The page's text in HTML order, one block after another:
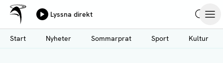
Hoppa
till
huvudinnehåll
Ålands Radio & TV
Lyssna direkt
Start
Nyheter Sommarprat Sport Kultur